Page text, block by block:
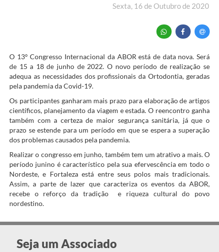
Sexta, 16 de Outubro de 2020
O 13° Congresso Internacional da ABOR está de data nova. Será
de 15 a 18 de junho de 2022. O novo período de realização se
adequa as necessidades dos profissionais da Ortodontia, geradas
pela pandemia da Covid-19.
Os participantes ganharam mais prazo para elaboração de artigos
científicos, planejamento da viagem e estada. O reencontro ganha
também com a certeza de maior segurança sanitária, já que o
prazo se estende para um período em que se espera a superação
dos problemas causados pela pandemia.
Realizar o congresso em junho, também tem um atrativo a mais. O
período junino é característico pela sua efervescência em todo o
Nordeste, e Fortaleza está entre seus polos mais tradicionais.
Assim, a parte de lazer que caracteriza os eventos da ABOR,
recebe o reforço da tradição e riqueza cultural do povo
nordestino.
Seja um Associado